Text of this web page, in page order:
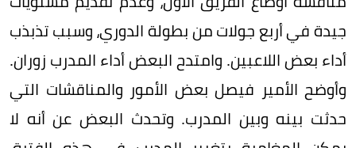
جيدة في أربع جولات من بطولة الدوري، وسبب تذبذب
أداء بعض اللاعبين. وامتدح البعض أداء المدرب زوران.
وأوضح الأمير فيصل بعض الأمور والمناقشات التي
حدثت بينه وبين المدرب. وتحدث البعض عن أنه لا